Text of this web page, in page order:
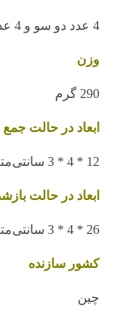
4 عدد دو سو و 4 عدد چهارسو
وزن
290 گرم
ابعاد در حالت
12 * 4 * 3 سانتی‌متر
ابعاد در حالت
26 * 4 * 3 سانتی‌متر
کشور سازنده
چین